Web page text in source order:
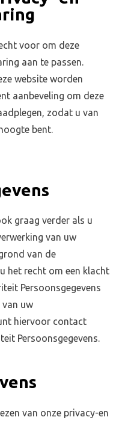
voor om deze
aan te passen.
website worden
aanbeveling om deze
zodat u van
bent.
graag verder als u
van uw
van de
het recht om een klacht
Persoonsgegevens
van uw
hiervoor contact
Persoonsgegevens.
van onze privacy-en